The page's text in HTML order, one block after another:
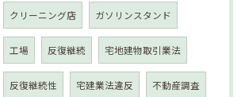
クリーニング店 ガソリンスタンド
工場 反復継続 宅地建物取引業法
反復継続性 宅建業法違反 不動産調査